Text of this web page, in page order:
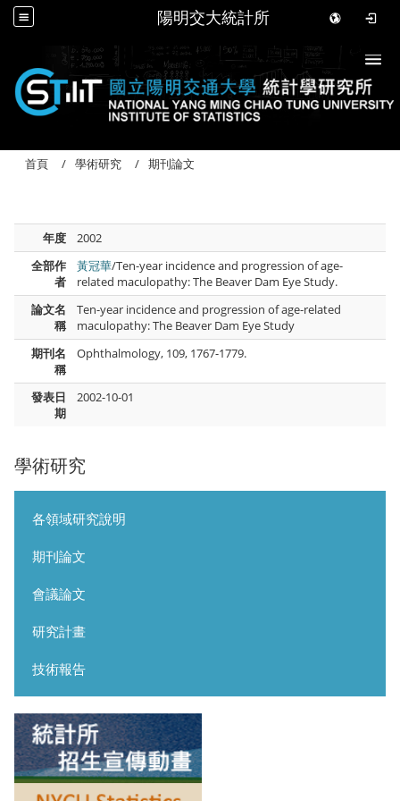
陽明交大統計所
學術研究
各領域研究說明
期刊論文
會議論文
研究計畫
技術報告
首頁 學術研究 期刊論文
年度
2002
全部作
者
黃冠華/Ten-year incidence and progression of age-
related maculopathy: The Beaver Dam Eye Study.
論文名
稱
Ten-year incidence and progression of age-related
maculopathy: The Beaver Dam Eye Study
期刊名
稱
Ophthalmology, 109, 1767-1779.
發表日
期
2002-10-01